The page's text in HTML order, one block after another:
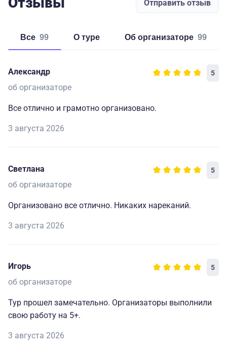
Отправить отзыв
Все 99 о туре об организаторе 99
Александр 5
об организаторе
Все отлично и грамотно организовано.
3 августа 2026
Светлана 5
об организаторе
Организовано все отлично. Никаких нареканий.
3 августа 2026
Игорь 5
об организаторе
Тур прошел замечательно. Организаторы выполнили
свою работу на 5+.
3 августа 2026